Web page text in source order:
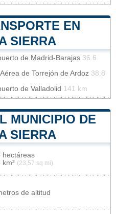
EN
SIERRA
de Madrid-Barajas 36.6
de Torrejón de Ardoz 38.8
de Valladolid 141 km
MUNICIPIO DE
SIERRA
hectáreas
km² (23,57 sq mi)
de altitud